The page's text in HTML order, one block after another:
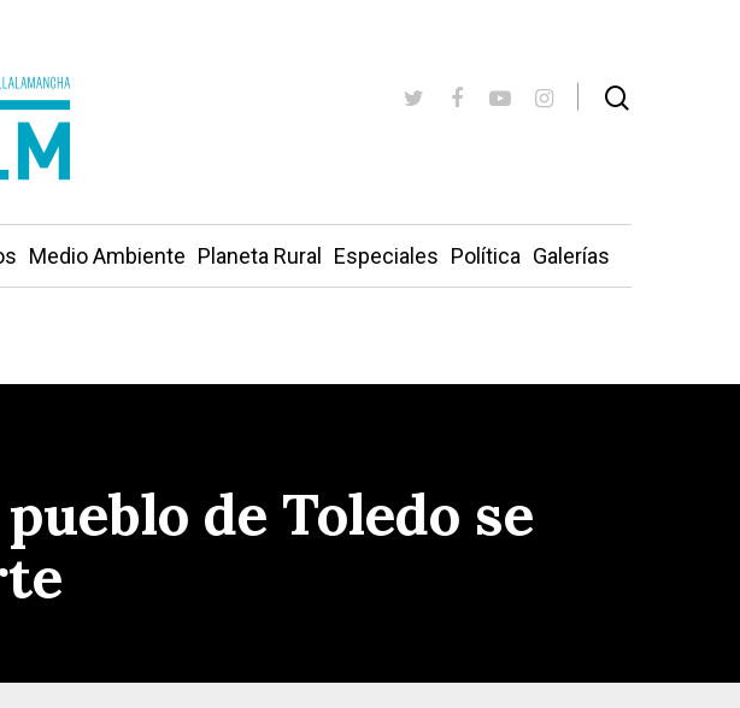
Medio Ambiente Planeta Rural Especiales Política Galerías
de Toledo se